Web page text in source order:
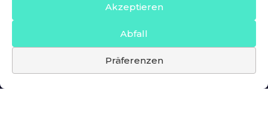
Akzeptieren
Abfall
Präferenzen